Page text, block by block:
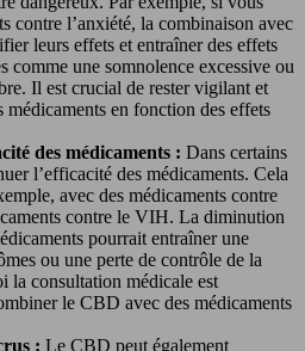
contre l’anxiété, la combinaison avec
leurs effets et entraîner des effets
comme une somnolence excessive ou
Il est crucial de rester vigilant et
médicaments en fonction des effets
des médicaments : Dans certains
l’efficacité des médicaments. Cela
avec des médicaments contre
contre le VIH. La diminution
pourrait entraîner une
ou une perte de contrôle de la
la consultation médicale est
le CBD avec des médicaments
: Le CBD peut également